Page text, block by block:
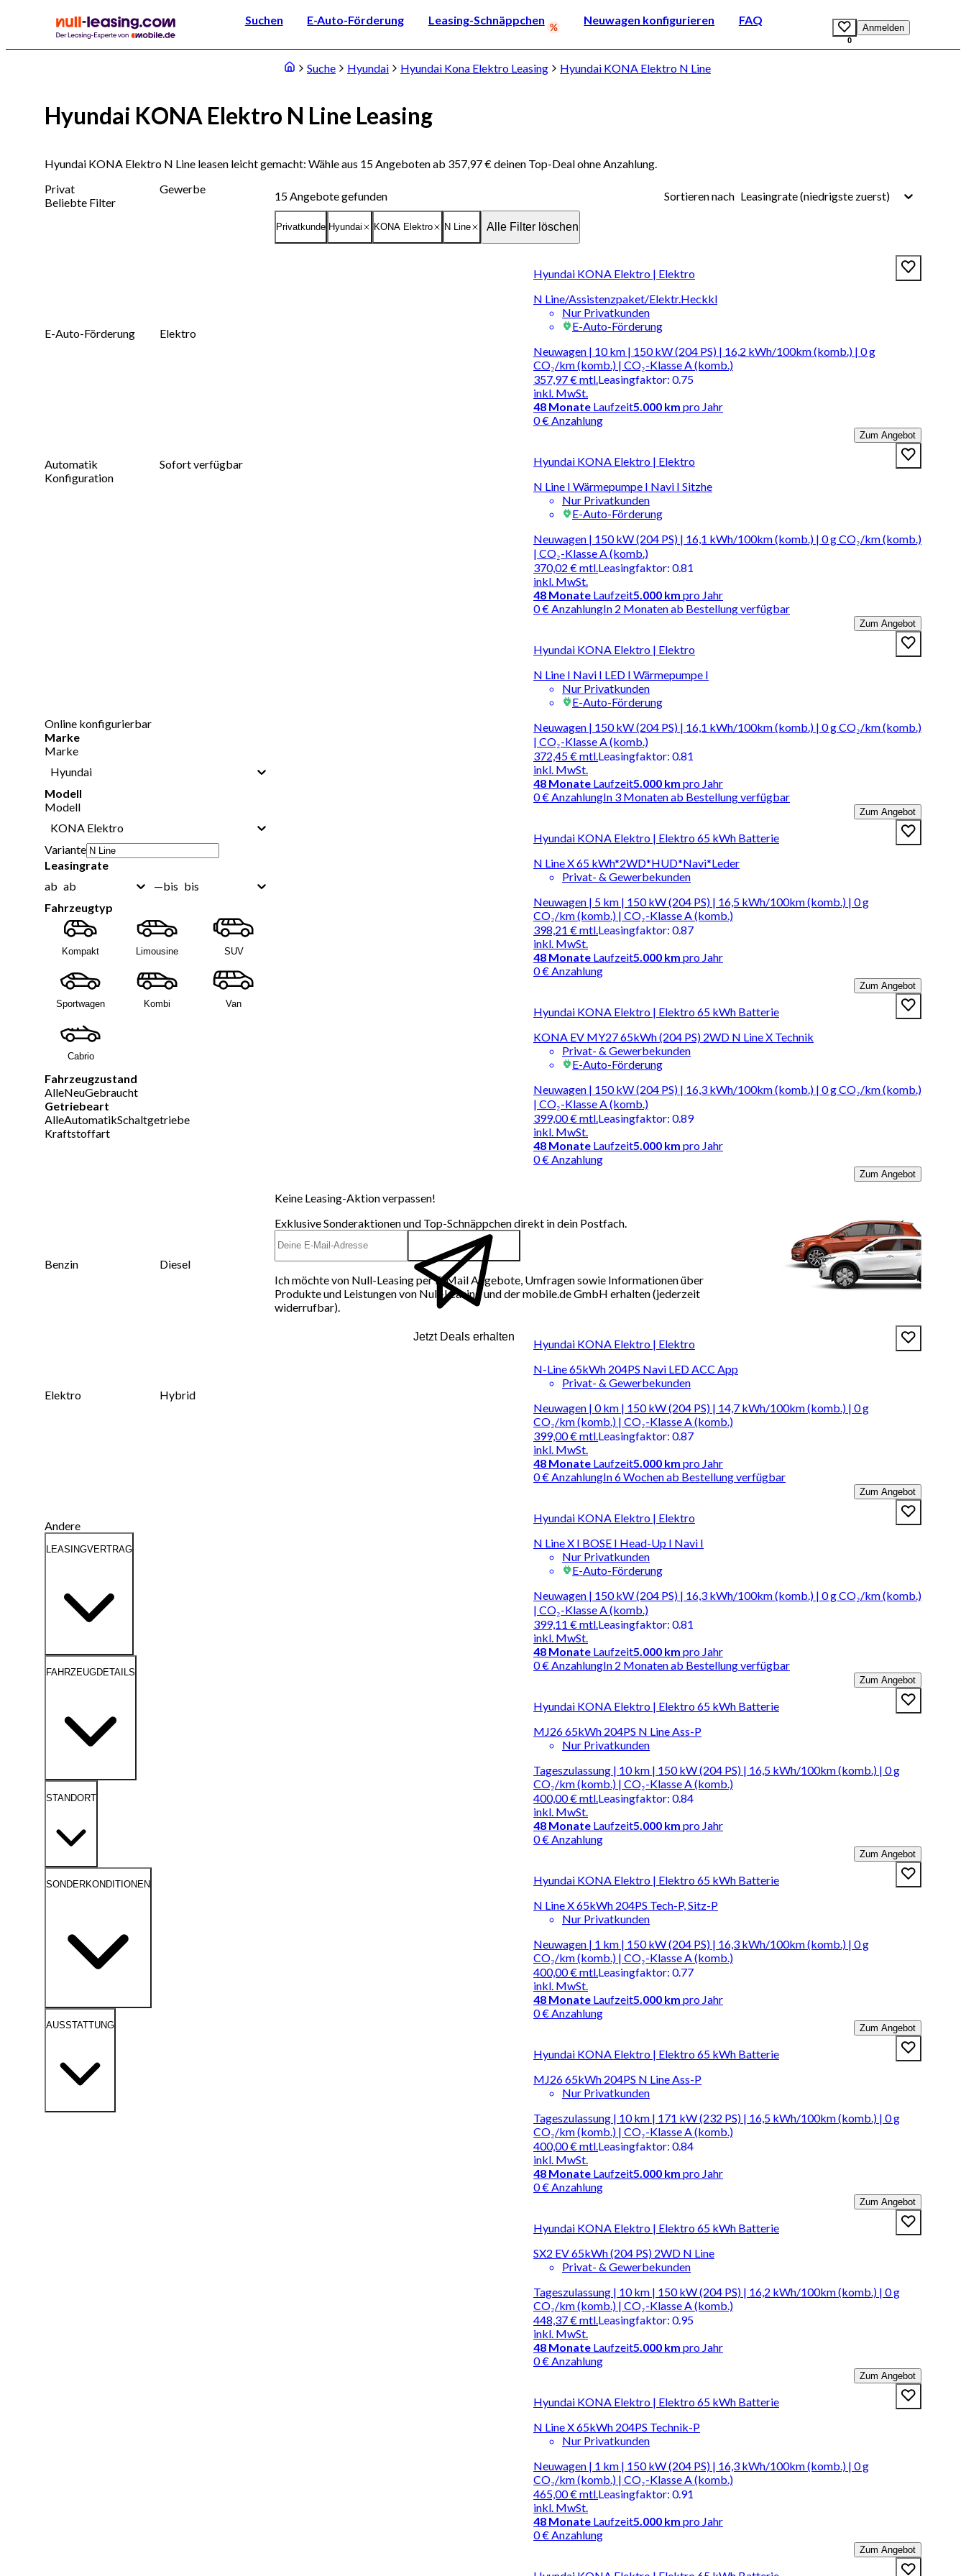
Suchen E-Auto-Förderung Leasing-Schnäppchen Neuwagen konfigurieren FAQ
0
Anmelden
Suche Hyundai Hyundai Kona Elektro Leasing Hyundai KONA Elektro N Line
Hyundai KONA Elektro N Line Leasing
Hyundai KONA Elektro N Line leasen leicht gemacht: Wähle aus 15 Angeboten ab 357,97 € deinen Top-Deal ohne Anzahlung.
Privat
Gewerbe
Beliebte Filter
E-Auto-Förderung Elektro
Automatik
Sofort verfügbar
Konfiguration
Online konfigurierbar
Marke
Marke
Hyundai
Modell
Modell
KONA Elektro
Variante
Leasingrate
ab ab —bis bis
Fahrzeugtyp
Kompakt Limousine SUV
Sportwagen Kombi Van
Cabrio
Fahrzeugzustand
AlleNeuGebraucht
Getriebeart
AlleAutomatikSchaltgetriebe
Kraftstoffart
Benzin Diesel
Elektro Hybrid
Andere
LEASINGVERTRAG
FAHRZEUGDETAILS
STANDORT
SONDERKONDITIONEN
AUSSTATTUNG
15Angebote gefunden Sortieren nach Leasingrate (niedrigste zuerst)
Privatkunde Hyundai KONA Elektro N Line Alle Filter löschen
Hyundai KONA Elektro | Elektro
N Line/Assistenzpaket/Elektr.Heckkl
Nur Privatkunden
E-Auto-Förderung
Neuwagen | 10 km | 150 kW (204 PS) | 16,2 kWh/100km (komb.) | 0 g
CO₂/km (komb.) | CO₂-Klasse A (komb.)
357,97 €mtl.
inkl. MwSt.
Leasingfaktor: 0.75
48 Monate Laufzeit5.000 km pro Jahr
0 € Anzahlung
Zum Angebot
Hyundai KONA Elektro | Elektro
N Line I Wärmepumpe I Navi I Sitzhe
Nur Privatkunden
E-Auto-Förderung
Neuwagen | 150 kW (204 PS) | 16,1 kWh/100km (komb.) | 0 g CO₂/km (komb.)
| CO₂-Klasse A (komb.)
370,02 €mtl.
inkl. MwSt.
Leasingfaktor: 0.81
48 Monate Laufzeit5.000 km pro Jahr
0 € AnzahlungIn 2 Monaten ab Bestellung verfügbar
Zum Angebot
Hyundai KONA Elektro | Elektro
N Line I Navi I LED I Wärmepumpe I
Nur Privatkunden
E-Auto-Förderung
Neuwagen | 150 kW (204 PS) | 16,1 kWh/100km (komb.) | 0 g CO₂/km (komb.)
| CO₂-Klasse A (komb.)
372,45 €mtl.
inkl. MwSt.
Leasingfaktor: 0.81
48 Monate Laufzeit5.000 km pro Jahr
0 € AnzahlungIn 3 Monaten ab Bestellung verfügbar
Zum Angebot
Hyundai KONA Elektro | Elektro 65 kWh Batterie
N Line X 65 kWh*2WD*HUD*Navi*Leder
Privat- & Gewerbekunden
Neuwagen | 5 km | 150 kW (204 PS) | 16,5 kWh/100km (komb.) | 0 g
CO₂/km (komb.) | CO₂-Klasse A (komb.)
398,21 €mtl.
inkl. MwSt.
Leasingfaktor: 0.87
48 Monate Laufzeit5.000 km pro Jahr
0 € Anzahlung
Zum Angebot
Hyundai KONA Elektro | Elektro 65 kWh Batterie
KONA EV MY27 65kWh (204 PS) 2WD N Line X Technik
Privat- & Gewerbekunden
E-Auto-Förderung
Neuwagen | 150 kW (204 PS) | 16,3 kWh/100km (komb.) | 0 g CO₂/km (komb.)
| CO₂-Klasse A (komb.)
399,00 €mtl.
inkl. MwSt.
Leasingfaktor: 0.89
48 Monate Laufzeit5.000 km pro Jahr
0 € Anzahlung
Zum Angebot
Keine Leasing-Aktion verpassen!
Exklusive Sonderaktionen und Top-Schnäppchen direkt in dein Postfach.
Jetzt Deals erhalten
Ich möchte von Null-Leasing per E-Mail Angebote, Umfragen sowie Informationen über
Produkte und Leistungen von Null-Leasing und der mobile.de GmbH erhalten (jederzeit
widerrufbar).
Hyundai KONA Elektro | Elektro
N-Line 65kWh 204PS Navi LED ACC App
Privat- & Gewerbekunden
Neuwagen | 0 km | 150 kW (204 PS) | 14,7 kWh/100km (komb.) | 0 g
CO₂/km (komb.) | CO₂-Klasse A (komb.)
399,00 €mtl.
inkl. MwSt.
Leasingfaktor: 0.87
48 Monate Laufzeit5.000 km pro Jahr
0 € AnzahlungIn 6 Wochen ab Bestellung verfügbar
Zum Angebot
Hyundai KONA Elektro | Elektro
N Line X I BOSE I Head-Up I Navi I
Nur Privatkunden
E-Auto-Förderung
Neuwagen | 150 kW (204 PS) | 16,3 kWh/100km (komb.) | 0 g CO₂/km (komb.)
| CO₂-Klasse A (komb.)
399,11 €mtl.
inkl. MwSt.
Leasingfaktor: 0.81
48 Monate Laufzeit5.000 km pro Jahr
0 € AnzahlungIn 2 Monaten ab Bestellung verfügbar
Zum Angebot
Hyundai KONA Elektro | Elektro 65 kWh Batterie
MJ26 65kWh 204PS N Line Ass-P
Nur Privatkunden
Tageszulassung | 10 km | 150 kW (204 PS) | 16,5 kWh/100km (komb.) | 0 g
CO₂/km (komb.) | CO₂-Klasse A (komb.)
400,00 €mtl.
inkl. MwSt.
Leasingfaktor: 0.84
48 Monate Laufzeit5.000 km pro Jahr
0 € Anzahlung
Zum Angebot
Hyundai KONA Elektro | Elektro 65 kWh Batterie
N Line X 65kWh 204PS Tech-P, Sitz-P
Nur Privatkunden
Neuwagen | 1 km | 150 kW (204 PS) | 16,3 kWh/100km (komb.) | 0 g
CO₂/km (komb.) | CO₂-Klasse A (komb.)
400,00 €mtl.
inkl. MwSt.
Leasingfaktor: 0.77
48 Monate Laufzeit5.000 km pro Jahr
0 € Anzahlung
Zum Angebot
Hyundai KONA Elektro | Elektro 65 kWh Batterie
MJ26 65kWh 204PS N Line Ass-P
Nur Privatkunden
Tageszulassung | 10 km | 171 kW (232 PS) | 16,5 kWh/100km (komb.) | 0 g
CO₂/km (komb.) | CO₂-Klasse A (komb.)
400,00 €mtl.
inkl. MwSt.
Leasingfaktor: 0.84
48 Monate Laufzeit5.000 km pro Jahr
0 € Anzahlung
Zum Angebot
Hyundai KONA Elektro | Elektro 65 kWh Batterie
SX2 EV 65kWh (204 PS) 2WD N Line
Privat- & Gewerbekunden
Tageszulassung | 10 km | 150 kW (204 PS) | 16,2 kWh/100km (komb.) | 0 g
CO₂/km (komb.) | CO₂-Klasse A (komb.)
448,37 €mtl.
inkl. MwSt.
Leasingfaktor: 0.95
48 Monate Laufzeit5.000 km pro Jahr
0 € Anzahlung
Zum Angebot
Hyundai KONA Elektro | Elektro 65 kWh Batterie
N Line X 65kWh 204PS Technik-P
Nur Privatkunden
Neuwagen | 1 km | 150 kW (204 PS) | 16,3 kWh/100km (komb.) | 0 g
CO₂/km (komb.) | CO₂-Klasse A (komb.)
465,00 €mtl.
inkl. MwSt.
Leasingfaktor: 0.91
48 Monate Laufzeit5.000 km pro Jahr
0 € Anzahlung
Zum Angebot